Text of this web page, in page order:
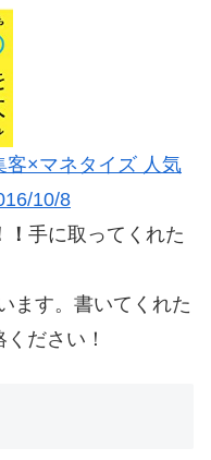
客×マネタイズ 人気
10/8
手に取ってくれた
ます。書いてくれた
ださい！